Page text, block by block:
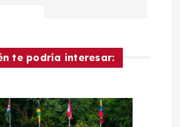
te podría interesar: